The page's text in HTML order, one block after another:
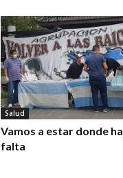
Salud
Vamos a estar donde
falta